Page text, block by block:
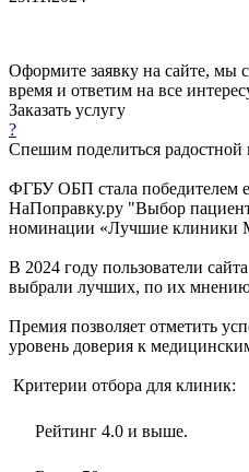
Оформите заявку на сайте, мы
время и ответим на все
Заказать услугу
?
Спешим поделиться радостной
ФГБУ ОБП стала победителем
НаПоправку.ру "Выбор
номинации «Лучшие клиники
В 2024 году пользователи
выбрали лучших, по их
Премия позволяет отметить
уровень доверия к
Критерии отбора для клиник:
Рейтинг 4.0 и выше.